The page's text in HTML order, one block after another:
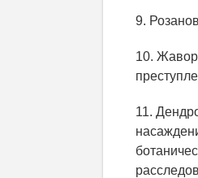
9.
10.
11.